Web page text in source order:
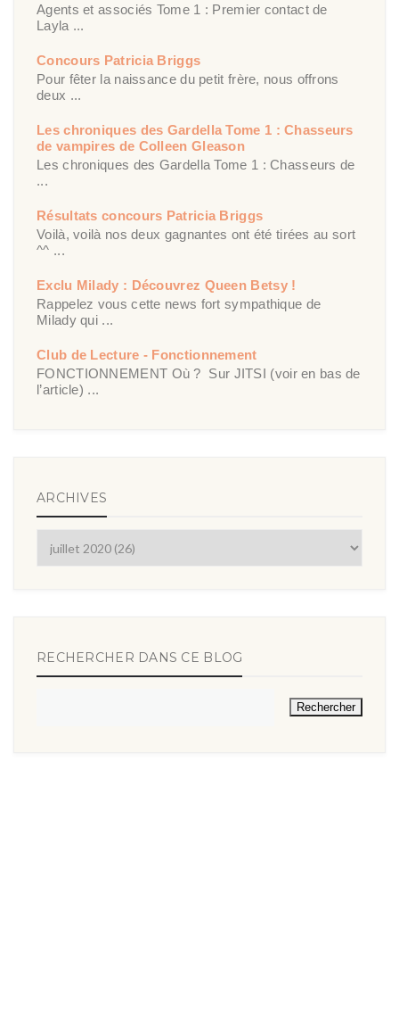
Agents et associés Tome 1 : Premier contact de
Layla ...
Concours Patricia Briggs
Pour fêter la naissance du petit frère, nous offrons
deux ...
Les chroniques des Gardella Tome 1 : Chasseurs
de vampires de Colleen Gleason
Les chroniques des Gardella Tome 1 : Chasseurs de
...
Résultats concours Patricia Briggs
Voilà, voilà nos deux gagnantes ont été tirées au sort
^^ ...
Exclu Milady : Découvrez Queen Betsy !
Rappelez vous cette news fort sympathique de
Milady qui ...
Club de Lecture - Fonctionnement
FONCTIONNEMENT Où ? Sur JITSI (voir en bas de
l’article) ...
ARCHIVES
RECHERCHER DANS CE BLOG